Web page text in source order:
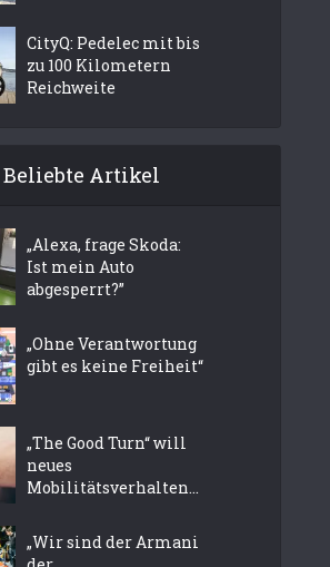
CityQ: Pedelec mit bis
zu 100 Kilometern
Reichweite
Beliebte Artikel
„Alexa, frage Skoda:
Ist mein Auto
abgesperrt?”
„Ohne Verantwortung
gibt es keine Freiheit“
„The Good Turn“ will
neues
Mobilitätsverhalten...
„Wir sind der Armani